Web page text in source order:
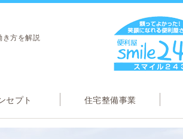
方を解説
セプト 住宅整備事業